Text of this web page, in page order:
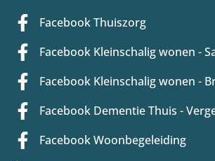
Facebook Thuiszorg
Facebook Kleinschalig wonen -
Facebook Kleinschalig wonen -
Facebook Dementie Thuis -
Facebook Woonbegeleiding